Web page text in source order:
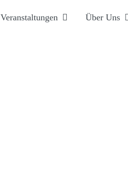
Veranstaltungen Über Uns